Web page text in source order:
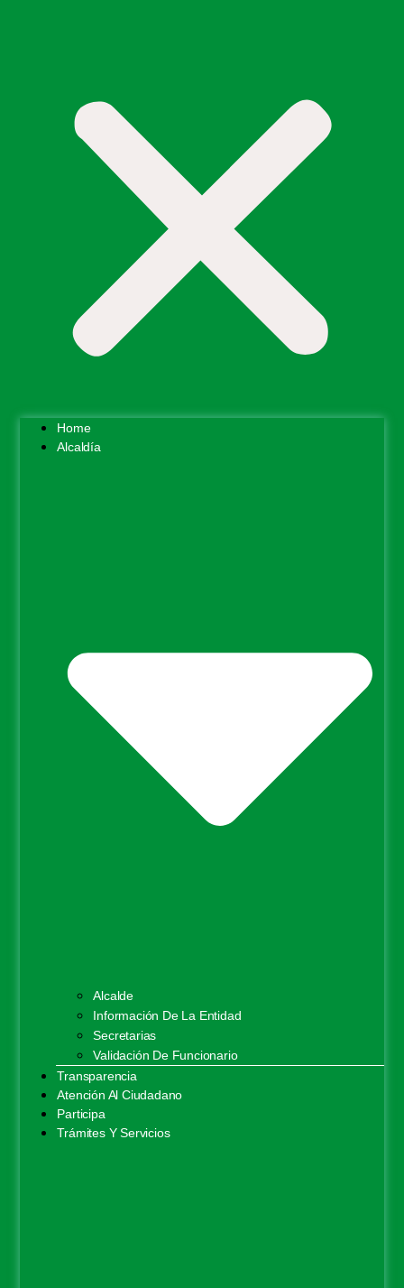
Home
Alcaldía
Alcalde
Información De La Entidad
Secretarias
Validación De Funcionario
Transparencia
Atención Al Ciudadano
Participa
Trámites Y Servicios